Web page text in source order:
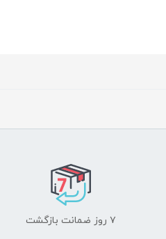
۷ روز ضمانت بازگشت